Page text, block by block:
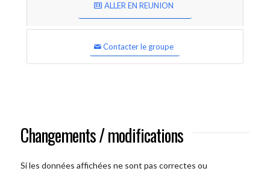
ALLER EN REUNION
Contacter le groupe
Changements / modifications
Si les données affichées ne sont pas correctes ou